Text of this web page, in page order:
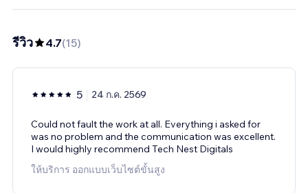
รีวิว 4.7(15)
5 24 ก.ค. 2569
Could not fault the work at all. Everything i asked for
was no problem and the communication was excellent.
I would highly recommend Tech Nest Digitals
ให้บริการ ออกแบบเว็บไซต์ขั้นสูง